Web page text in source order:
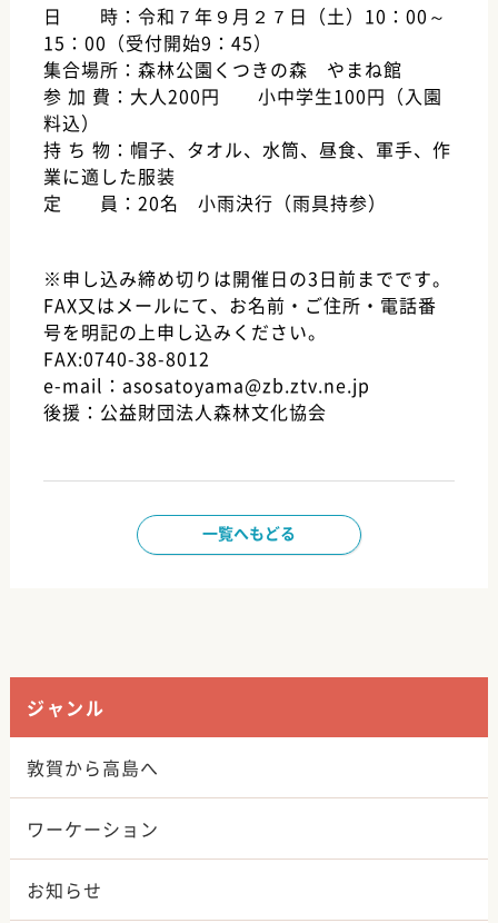
日 時：令和７年９月２７日（土）10：00～
15：00（受付開始9：45）
集合場所：森林公園くつきの森 やまね館
参 加 費：大人200円 小中学生100円（入園
料込）
持 ち 物：帽子、タオル、水筒、昼食、軍手、作
業に適した服装
定 員：20名 小雨決行（雨具持参）
※申し込み締め切りは開催日の3日前までです。
FAX又はメールにて、お名前・ご住所・電話番
号を明記の上申し込みください。
FAX:0740-38-8012
e-mail：asosatoyama@zb.ztv.ne.jp
後援：公益財団法人森林文化協会
一覧へもどる
ジャンル
敦賀から高島へ
ワーケーション
お知らせ